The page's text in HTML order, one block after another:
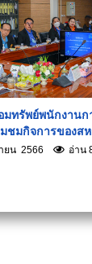
ทรัพย์พนักงาน
มชมกิจการของส
ยน 2566 อ่าน